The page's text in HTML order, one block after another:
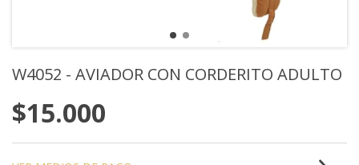
W4052 - AVIADOR CON CORDERITO ADULTO
$15.000